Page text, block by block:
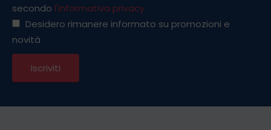
secondo l'informativa privacy
Desidero rimanere informato su promozioni e
novità